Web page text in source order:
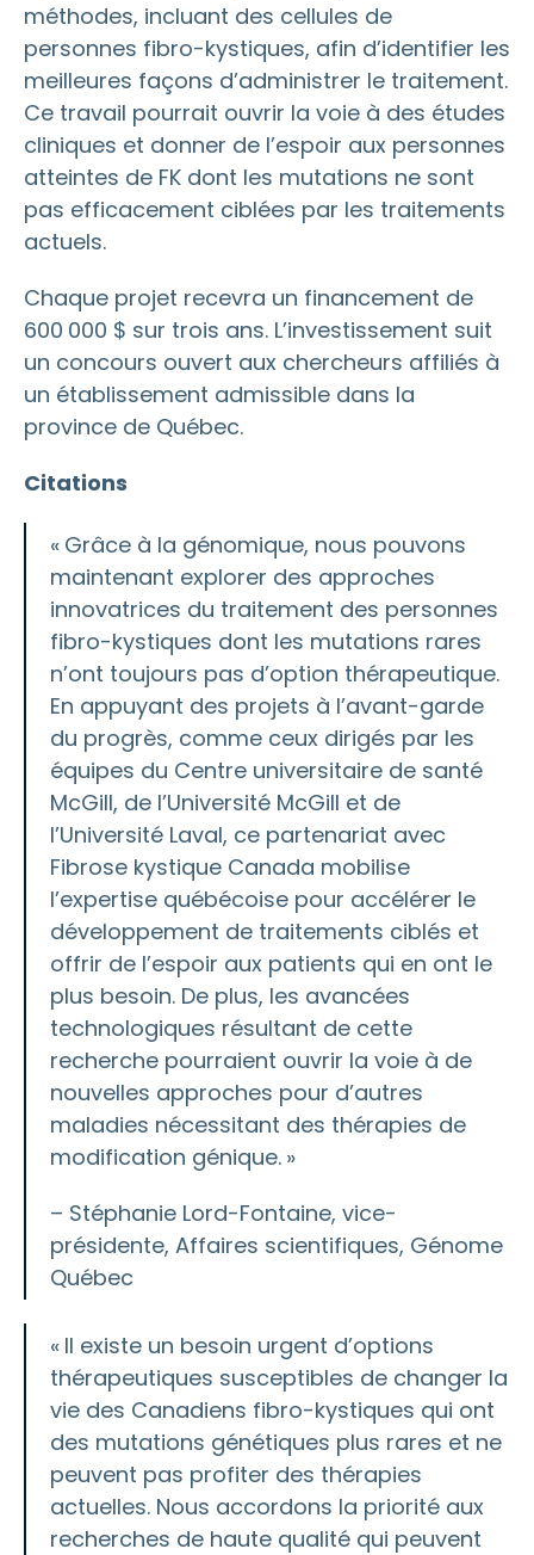
méthodes, incluant des cellules de
personnes fibro-kystiques, afin d’identifier les
meilleures façons d’administrer le traitement.
Ce travail pourrait ouvrir la voie à des études
cliniques et donner de l’espoir aux personnes
atteintes de FK dont les mutations ne sont
pas efficacement ciblées par les traitements
actuels.
Chaque projet recevra un financement de
600 000 $ sur trois ans. L’investissement suit
un concours ouvert aux chercheurs affiliés à
un établissement admissible dans la
province de Québec.
Citations
« Grâce à la génomique, nous pouvons
maintenant explorer des approches
innovatrices du traitement des personnes
fibro-kystiques dont les mutations rares
n’ont toujours pas d’option thérapeutique.
En appuyant des projets à l’avant-garde
du progrès, comme ceux dirigés par les
équipes du Centre universitaire de santé
McGill, de l’Université McGill et de
l’Université Laval, ce partenariat avec
Fibrose kystique Canada mobilise
l’expertise québécoise pour accélérer le
développement de traitements ciblés et
offrir de l’espoir aux patients qui en ont le
plus besoin. De plus, les avancées
technologiques résultant de cette
recherche pourraient ouvrir la voie à de
nouvelles approches pour d’autres
maladies nécessitant des thérapies de
modification génique. »
– Stéphanie Lord-Fontaine, vice-
présidente, Affaires scientifiques, Génome
Québec
« Il existe un besoin urgent d’options
thérapeutiques susceptibles de changer la
vie des Canadiens fibro-kystiques qui ont
des mutations génétiques plus rares et ne
peuvent pas profiter des thérapies
actuelles. Nous accordons la priorité aux
recherches de haute qualité qui peuvent